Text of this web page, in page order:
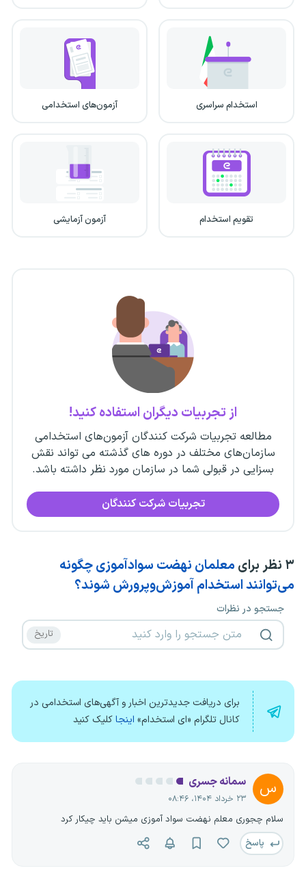
استخدام سراسری آزمون‌های استخدامی
تقویم استخدام آزمون آزمایشی
از تجربیات دیگران استفاده کنید!
مطالعه تجربیات شرکت کنندگان آزمون‌های استخدامی
سازمان‌های مختلف در دوره های گذشته می تواند نقش
بسزایی در قبولی شما در سازمان مورد نظر داشته باشد.
تجربیات شرکت کنندگان
۳ نظر برای معلمان نهضت سوادآموزی چگونه
می‌توانند استخدام آموزش‌وپرورش شوند؟
جستجو در نظرات
برای دریافت جدیدترین اخبار و آگهی‌های استخدامی در
کانال تلگرام «ای استخدام» اینجاکلیک کنید
س سمانه جسری
۲۳ خرداد ۱۴۰۴، ۰۸:۴۶
سلام چجوری معلم نهضت سواد آموزی میشن باید چیکار کرد
پاسخ